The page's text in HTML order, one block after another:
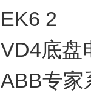
EK6 2
VD4底盘
ABB专家